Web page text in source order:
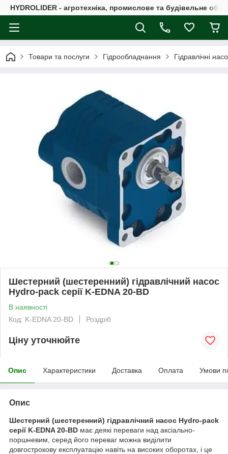
HYDROLIDER - агротехніка, промислове та будівельне
Товари та послуги Гідрообладнання Гідравлічні
Шестерний (шестеренний) гідравлічний насос
Hydro-pack серії K-EDNA 20-BD
В наявності
Код: K-EDNA 20-BD
Роздріб
Ціну уточнюйте
Опис Характеристики Доставка Оплата Умови
Опис
Шестерний (шестеренний) гідравлічний насос Hydro-pack
серії K-EDNA 20-BD має деякі переваги над аксіально-
поршневим, серед його переваг можна виділити
довгострокову експлуатацію навіть на високих оборотах, і це